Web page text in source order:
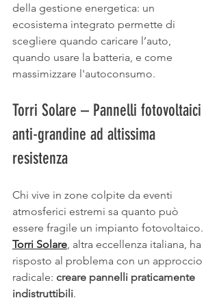
della gestione energetica: un
ecosistema integrato permette di
scegliere quando caricare l’auto,
quando usare la batteria, e come
massimizzare l'autoconsumo.
Torri Solare – Pannelli fotovoltaici
anti-grandine ad altissima
resistenza
Chi vive in zone colpite da eventi
atmosferici estremi sa quanto può
essere fragile un impianto fotovoltaico.
Torri Solare , altra eccellenza italiana, ha
risposto al problema con un approccio
radicale: creare pannelli praticamente
indistruttibili.